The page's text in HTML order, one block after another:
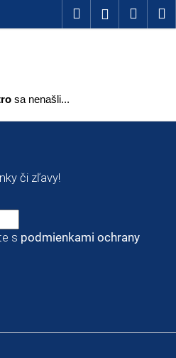
Hľadať
sa nenašli...
či zľavy!
s podmienkami ochrany